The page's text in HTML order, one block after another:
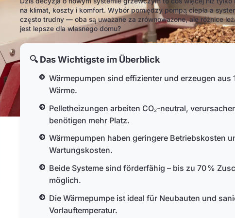
na klimat, koszty i komfort. Wybór pomiędzy pompą ciepła a
często trudny — oba są uważane za zrównoważone, ale różnice
jest lepsze dla własnego domu?
🔍 Das Wichtigste im Überblick
Wärmepumpen sind effizienter und erzeugen aus
Wärme.
Pelletheizungen arbeiten CO₂-neutral,
benötigen mehr Platz.
Wärmepumpen haben geringere Betriebskosten
Wartungskosten.
Beide Systeme sind förderfähig – bis zu 70 %
möglich.
Die Wärmepumpe ist ideal für Neubauten und
Vorlauftemperatur.